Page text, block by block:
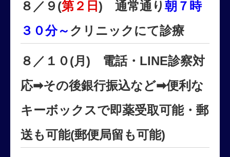
８／９(第２日 ) 通常通り 朝７時
３０分～ クリニックにて診療
８／１０(月) 電話・LINE診察対
応➡その後銀行振込など➡便利な
キーボックスで即薬受取可能・郵
送も可能(郵便局留も可能)